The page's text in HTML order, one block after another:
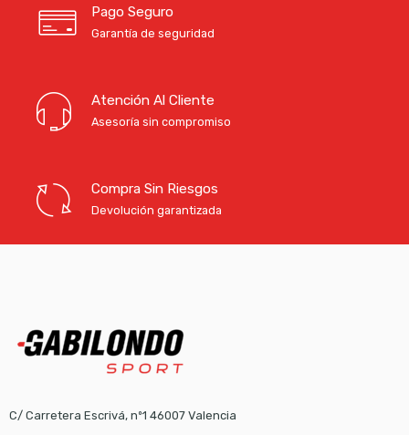
Pago Seguro
Garantía de seguridad
Atención Al Cliente
Asesoría sin compromiso
Compra Sin Riesgos
Devolución garantizada
C/ Carretera Escrivá, nº1 46007 Valencia